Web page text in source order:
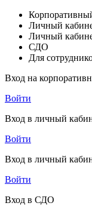
Личный
Личный
СДО
Для
Вход на
Войти
Вход в личный
Войти
Вход в личный
Войти
Вход в СДО